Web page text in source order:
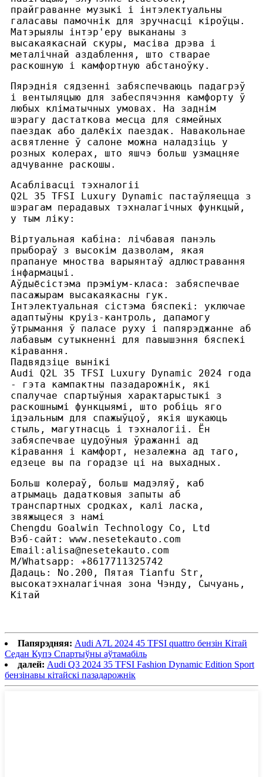
прайграванне музыкі і інтэлектуальны
галасавы памочнік для зручнасці кіроўцы.
Матэрыялы інтэр'еру выкананы з
высакаякаснай скуры, масіва дрэва і
металічнай аздаблення, што стварае
раскошную і камфортную абстаноўку.
Пярэднія сядзенні забяспечваюць падагрэў
і вентыляцыю для забеспячэння камфорту ў
любых кліматычных умовах. На заднім
шэрагу дастаткова месца для сямейных
паездак або далёкіх паездак. Навакольнае
асвятленне ў салоне можна наладзіць у
розных колерах, што яшчэ больш узмацняе
адчуванне раскошы.
Асаблівасці тэхналогіі
Q2L 35 TFSI Luxury Dynamic пастаўляецца з
шэрагам перадавых тэхналагічных функцый,
у тым ліку:
Віртуальная кабіна: лічбавая панэль
прыбораў з высокім дазволам, якая
прапануе мноства варыянтаў адлюстравання
інфармацыі.
Аўдыёсістэма прэміум-класа: забяспечвае
пасажырам высакаякасны гук.
Інтэлектуальная сістэма бяспекі: уключае
адаптыўны круіз-кантроль, дапамогу
ўтрымання ў паласе руху і папярэджанне аб
лабавым сутыкненні для павышэння бяспекі
кіравання.
Падвядзіце вынікі
Audi Q2L 35 TFSI Luxury Dynamic 2024 года
- гэта кампактны пазадарожнік, які
спалучае спартыўныя характарыстыкі з
раскошнымі функцыямі, што робіць яго
ідэальным для спажыўцоў, якія шукаюць
стыль, магутнасць і тэхналогіі. Ён
забяспечвае цудоўныя ўражанні ад
кіравання і камфорт, незалежна ад таго,
едзеце вы па горадзе ці на выхадных.
Больш колераў, больш мадэляў, каб
атрымаць дадатковыя запыты аб
транспартных сродках, калі ласка,
звяжыцеся з намі
Chengdu Goalwin Technology Co, Ltd
Вэб-сайт: www.nesetekauto.com
Email:alisa@nesetekauto.com
M/Whatsapp: +8617711325742
Дадаць: No.200, Пятая Tianfu Str,
высокатэхналагічная зона Чэнду, Сычуань,
Кітай
Папярэдняя: Audi A7L 2024 45 TFSI quattro бензін Кітай
Седан Купэ Спартыўны аўтамабіль
далей: Audi Q3 2024 35 TFSI Fashion Dynamic Edition Sport
бензінавы кітайскі пазадарожнік